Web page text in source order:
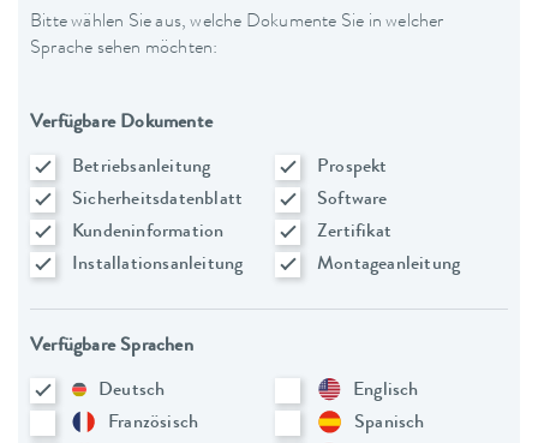
Bitte wählen Sie aus, welche Dokumente Sie in welcher
Sprache sehen möchten:
Verfügbare Dokumente
Betriebsanleitung
Prospekt
Sicherheitsdatenblatt
Software
Kundeninformation
Zertifikat
Installationsanleitung
Montageanleitung
Verfügbare Sprachen
Deutsch
Englisch
Französisch
Spanisch